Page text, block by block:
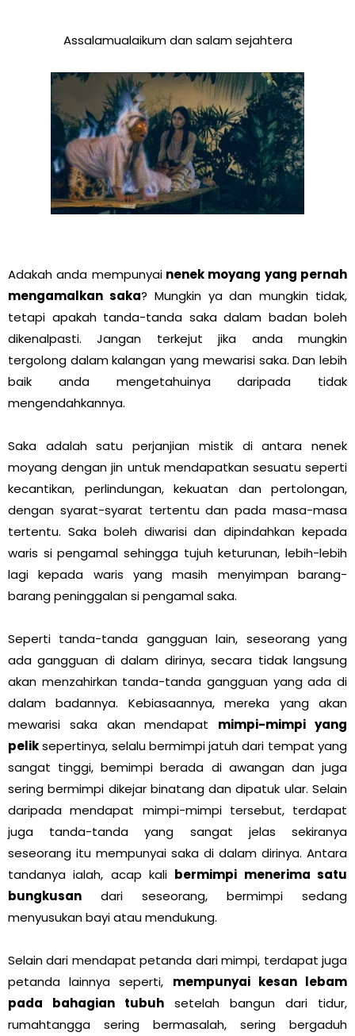
Assalamualaikum dan salam sejahtera
Adakah anda mempunyainenek moyang yang pernah
mengamalkan saka? Mungkin ya dan mungkin tidak,
tetapi apakah tanda-tanda saka dalam badan boleh
dikenalpasti. Jangan terkejut jika anda mungkin
tergolong dalam kalangan yang mewarisi saka. Dan lebih
baik anda mengetahuinya daripada tidak
mengendahkannya.
Saka adalah satu perjanjian mistik di antara nenek
moyang dengan jin untuk mendapatkan sesuatu seperti
kecantikan, perlindungan, kekuatan dan pertolongan,
dengan syarat-syarat tertentu dan pada masa-masa
tertentu. Saka boleh diwarisi dan dipindahkan kepada
waris si pengamal sehingga tujuh keturunan, lebih-lebih
lagi kepada waris yang masih menyimpan barang-
barang peninggalan si pengamal saka.
Seperti tanda-tanda gangguan lain, seseorang yang
ada gangguan di dalam dirinya, secara tidak langsung
akan menzahirkan tanda-tanda gangguan yang ada di
dalam badannya. Kebiasaannya, mereka yang akan
mewarisi saka akan mendapat mimpi-mimpi yang
peliksepertinya, selalu bermimpi jatuh dari tempat yang
sangat tinggi, bemimpi berada di awangan dan juga
sering bermimpi dikejar binatang dan dipatuk ular. Selain
daripada mendapat mimpi-mimpi tersebut, terdapat
juga tanda-tanda yang sangat jelas sekiranya
seseorang itu mempunyai saka di dalam dirinya. Antara
tandanya ialah, acap kali bermimpi menerima satu
bungkusan dari seseorang, bermimpi sedang
menyusukan bayi atau mendukung.
Selain dari mendapat petanda dari mimpi, terdapat juga
petanda lainnya seperti, mempunyai kesan lebam
pada bahagian tubuh setelah bangun dari tidur,
rumahtangga sering bermasalah, sering bergaduh